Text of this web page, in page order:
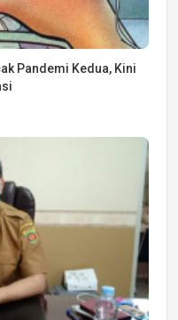
Pandemi Kedua, Kini